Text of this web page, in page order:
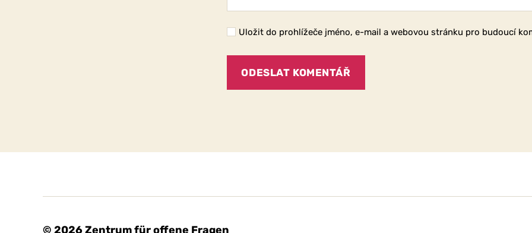
Uložit do prohlížeče jméno, e-mail a webovou stránku pro budoucí
© 2026Zentrum für offene Fragen